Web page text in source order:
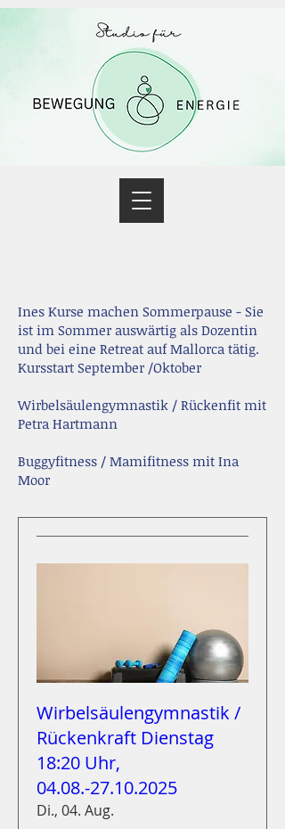
Ines Kurse machen Sommerpause - Sie
ist im Sommer auswärtig als Dozentin
und bei eine Retreat auf Mallorca tätig.
Kursstart September /Oktober
Wirbelsäulengymnastik / Rückenfit mit
Petra Hartmann
Buggyfitness / Mamifitness mit Ina
Moor
Wirbelsäulengymnastik /
Rückenkraft Dienstag
18:20 Uhr,
04.08.-27.10.2025
Di., 04. Aug.